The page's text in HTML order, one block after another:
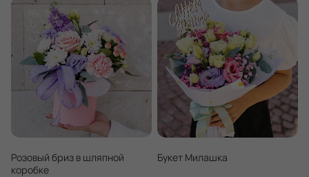
Розовый бриз в шляпной
коробке
Букет Милашка